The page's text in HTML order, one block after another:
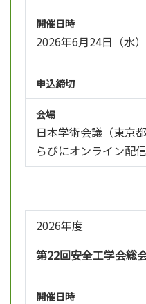
開催日時
2026年6月24日（水）
申込締切
会場
日本学術会議（東京
らびにオンライン配信
2026年度
第22回安全工学会総
開催日時